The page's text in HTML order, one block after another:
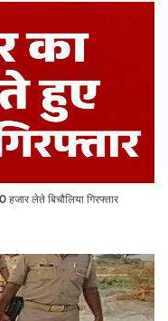
लेते बिचौलिया गिरफ्तार